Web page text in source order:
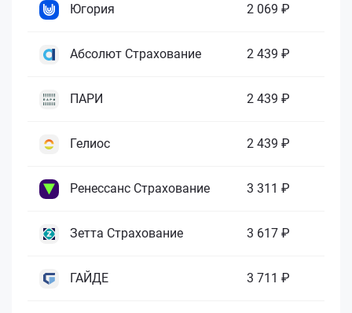
Югория 2 069 ₽
Абсолют Страхование 2 439 ₽
ПАРИ 2 439 ₽
Гелиос 2 439 ₽
Ренессанс Страхование 3 311 ₽
Зетта Страхование 3 617 ₽
ГАЙДЕ 3 711 ₽